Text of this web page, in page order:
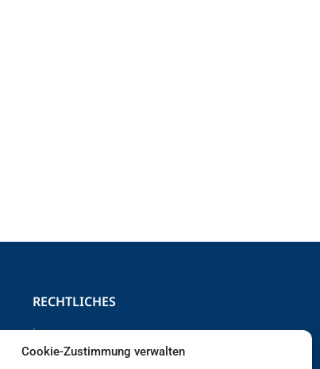
Cookie-Zustimmung verwalten
RECHTLICHES
Impressum
Datenschutz